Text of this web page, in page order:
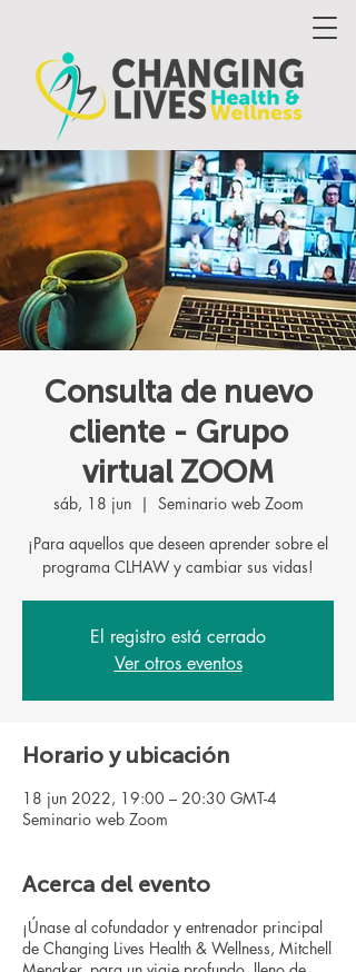
Consulta de nuevo
cliente - Grupo
virtual ZOOM
sáb, 18 jun
  |
Seminario web Zoom
¡Para aquellos que deseen aprender sobre el
programa CLHAW y cambiar sus vidas!
El registro está cerrado
Ver otros eventos
Horario y ubicación
18 jun 2022, 19:00 – 20:30 GMT-4
Seminario web Zoom
Acerca del evento
¡Únase al cofundador y entrenador principal
de Changing Lives Health & Wellness, Mitchell